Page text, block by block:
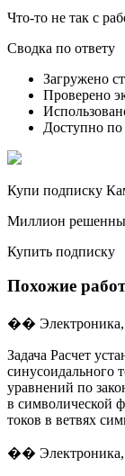
Что-то не так с
Сводка по ответу
Загружено
Проверено
Доступно
Купи подписку
Миллион
Купить подписку
Похожие
�� Электроника,
Задача Расчет
синусоидального
уравнений по
в символической
токов в ветвях
�� Электроника,